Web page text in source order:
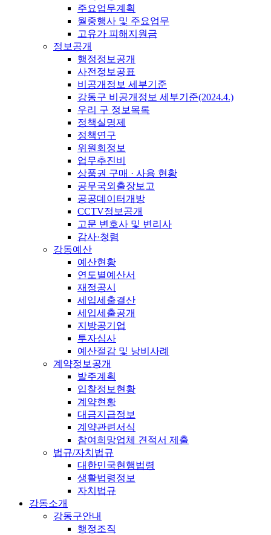
주요업무계획
월중행사 및 주요업무
고유가 피해지원금
정보공개
행정정보공개
사전정보공표
비공개정보 세부기준
강동구 비공개정보 세부기준(2024.4.)
우리 구 정보목록
정책실명제
정책연구
위원회정보
업무추진비
상품권 구매 · 사용 현황
공무국외출장보고
공공데이터개방
CCTV정보공개
고문 변호사 및 변리사
감사·청렴
강동예산
예산현황
연도별예산서
재정공시
세입세출결산
세입세출공개
지방공기업
투자심사
예산절감 및 낭비사례
계약정보공개
발주계획
입찰정보현황
계약현황
대금지급정보
계약관련서식
참여희망업체 견적서 제출
법규/자치법규
대한민국현행법령
생활법령정보
자치법규
강동소개
강동구안내
행정조직